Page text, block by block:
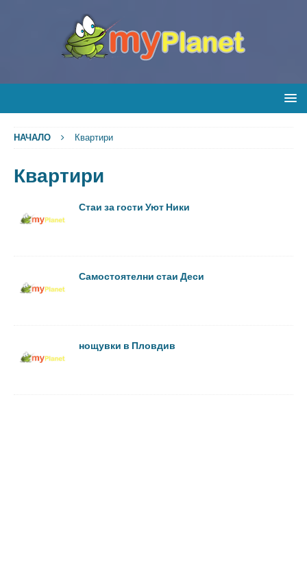
НАЧАЛО Квартири
Квартири
Стаи за гости Уют Ники
Самостоятелни стаи Деси
нощувки в Пловдив